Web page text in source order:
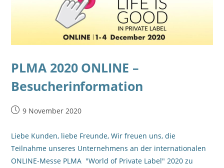
PLMA 2020 ONLINE –
Besucherinformation
9 November 2020
Liebe Kunden, liebe Freunde, Wir freuen uns, die
Teilnahme unseres Unternehmens an der internationalen
ONLINE-Messe PLMA "World of Private Label" 2020 zu